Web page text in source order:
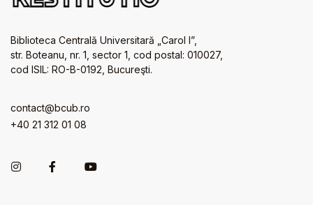
Biblioteca Centrală Universitară „Carol I”,
str. Boteanu, nr. 1, sector 1, cod postal: 010027,
cod ISIL: RO-B-0192, Bucureşti.
contact@bcub.ro
+40 21 312 01 08